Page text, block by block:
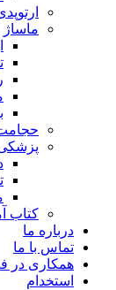
ماساژ
کتاب
درباره ما
تماس با ما
همکاری در
استخدام